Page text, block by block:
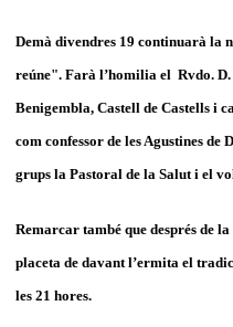
Demà divendres 19 continuarà la
reúne". Farà l’homilia el Rvdo.
Benigembla, Castell de Castells i
com confessor de les Agustines
grups la Pastoral de la Salut i el
Remarcar també que després de
placeta de davant l’ermita el
les 21 hores.